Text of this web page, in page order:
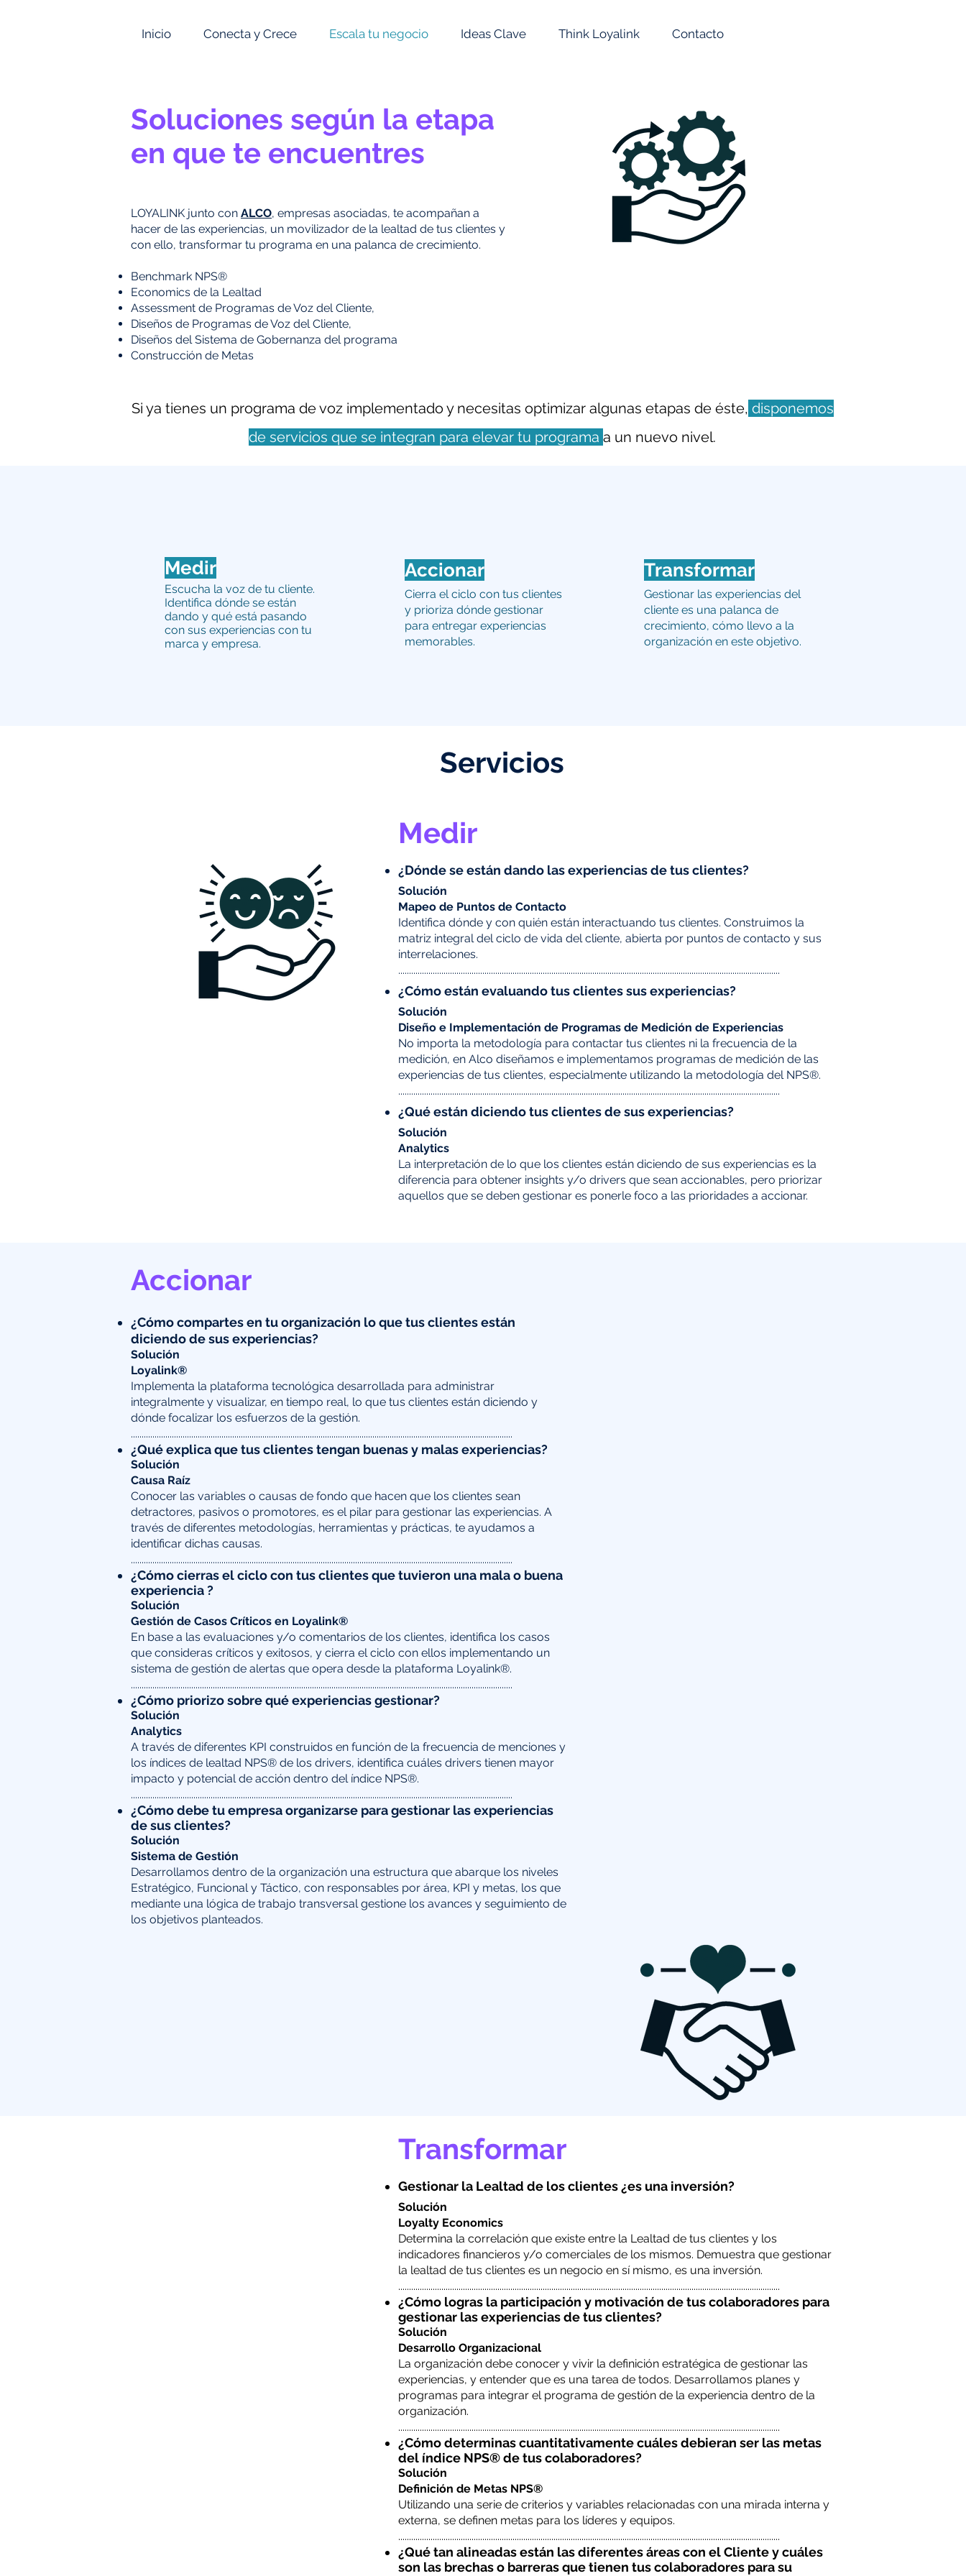
Inicio Conecta y Crece Escala tu negocio Ideas Clave Think Loyalink Contacto
Soluciones según la etapa
en que te encuentres
LOYALINK junto con ALCO, empresas asociadas, te acompañan a
hacer de las experiencias, un movilizador de la lealtad de tus clientes y
con ello, transformar tu programa en una palanca de crecimiento.
Benchmark NPS®
Economics de la Lealtad
Assessment de Programas de Voz del Cliente,
Diseños de Programas de Voz del Cliente,
Diseños del Sistema de Gobernanza del programa
Construcción de Metas
Si ya tienes un programa de voz implementado y necesitas optimizar algunas etapas de éste, disponemos
de servicios que se integran para elevar tu programa a un nuevo nivel.
Medir
Escucha la voz de tu cliente.
Identifica dónde se están
dando y qué está pasando
con sus experiencias con tu
marca y empresa.
Accionar
Cierra el ciclo con tus clientes
y prioriza dónde gestionar
para entregar experiencias
memorables.
Transformar
Gestionar las experiencias del
cliente es una palanca de
crecimiento, cómo llevo a la
organización en este objetivo.
Servicios
Medir
¿Dónde se están dando las experiencias de tus clientes?
Solución​​
Mapeo de Puntos de Contacto
Identifica dónde y con quién están interactuando tus clientes. Construimos la
matriz integral del ciclo de vida del cliente, abierta por puntos de contacto y sus
interrelaciones.
​.................................................................................................................................................................................
¿Cómo están evaluando tus clientes sus experiencias?
Solución​
Diseño e Implementación de Programas de Medición de Experiencias
No importa la metodología para contactar tus clientes ni la frecuencia de la
medición, en Alco diseñamos e implementamos programas de medición de las
experiencias de tus clientes, especialmente utilizando la metodología del NPS®.
​.................................................................................................................................................................................
¿Qué están diciendo tus clientes de sus experiencias?
Solución​
Analytics
La interpretación de lo que los clientes están diciendo de sus experiencias es la
diferencia para obtener insights y/o drivers que sean accionables, pero priorizar
aquellos que se deben gestionar es ponerle foco a las prioridades a accionar.
Accionar
¿Cómo compartes en tu organización lo que tus clientes están
diciendo de sus experiencias?
Solución​​
Loyalink®
Implementa la plataforma tecnológica desarrollada para administrar
integralmente y visualizar, en tiempo real, lo que tus clientes están diciendo y
dónde focalizar los esfuerzos de la gestión.
​.................................................................................................................................................................................
¿Qué explica que tus clientes tengan buenas y malas experiencias?
Solución​
Causa Raíz
Conocer las variables o causas de fondo que hacen que los clientes sean
detractores, pasivos o promotores, es el pilar para gestionar las experiencias. A
través de diferentes metodologías, herramientas y prácticas, te ayudamos a
identificar dichas causas.
​.................................................................................................................................................................................
¿Cómo cierras el ciclo con tus clientes que tuvieron una mala o buena
experiencia ?
Solución​
Gestión de Casos Críticos en Loyalink®
En base a las evaluaciones y/o comentarios de los clientes, identifica los casos
que consideras críticos y exitosos, y cierra el ciclo con ellos implementando un
sistema de gestión de alertas que opera desde la plataforma Loyalink®.
​.................................................................................................................................................................................
¿Cómo priorizo sobre qué experiencias gestionar?
Solución​
Analytics
A través de diferentes KPI construidos en función de la frecuencia de menciones y
los índices de lealtad NPS® de los drivers, identifica cuáles drivers tienen mayor
impacto y potencial de acción dentro del índice NPS®.
​.................................................................................................................................................................................
¿Cómo debe tu empresa organizarse para gestionar las experiencias
de sus clientes?
Solución​
Sistema de Gestión
Desarrollamos dentro de la organización una estructura que abarque los niveles
Estratégico, Funcional y Táctico, con responsables por área, KPI y metas, los que
mediante una lógica de trabajo transversal gestione los avances y seguimiento de
los objetivos planteados.
Transformar
Gestionar la Lealtad de los clientes ¿es una inversión?
Solución​​
Loyalty Economics
Determina la correlación que existe entre la Lealtad de tus clientes y los
indicadores financieros y/o comerciales de los mismos. Demuestra que gestionar
la lealtad de tus clientes es un negocio en sí mismo, es una inversión.
​.................................................................................................................................................................................
¿Cómo logras la participación y motivación de tus colaboradores para
gestionar las experiencias de tus clientes?
Solución​
Desarrollo Organizacional
La organización debe conocer y vivir la definición estratégica de gestionar las
experiencias, y entender que es una tarea de todos. Desarrollamos planes y
programas para integrar el programa de gestión de la experiencia dentro de la
organización.
​.................................................................................................................................................................................
¿Cómo determinas cuantitativamente cuáles debieran ser las metas
del índice NPS® de tus colaboradores?
Solución​
Definición de Metas NPS®
Utilizando una serie de criterios y variables relacionadas con una mirada interna y
externa, se definen metas para los líderes y equipos.
​.................................................................................................................................................................................
¿Qué tan alineadas están las diferentes áreas con el Cliente y cuáles
son las brechas o barreras que tienen tus colaboradores para su